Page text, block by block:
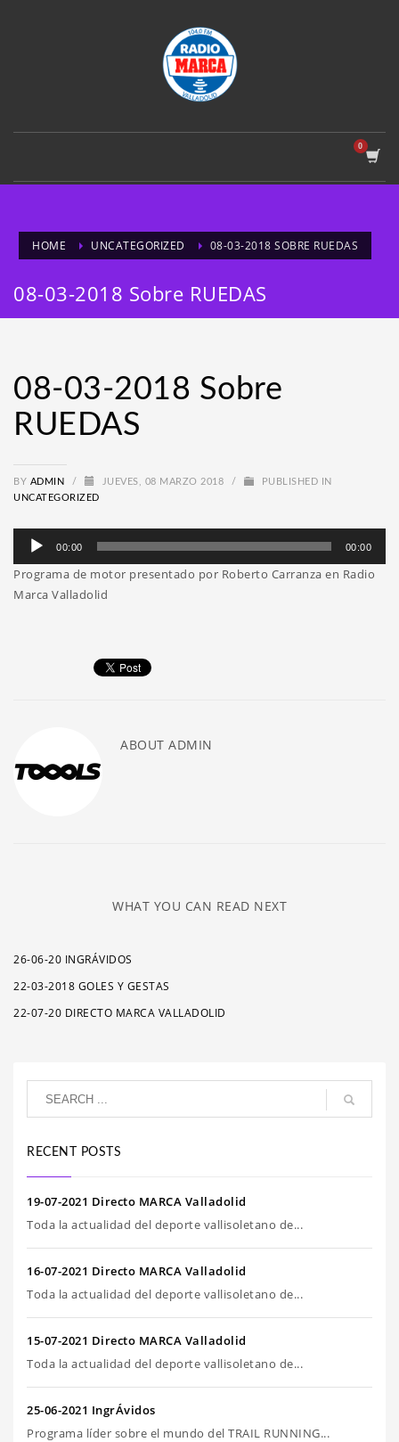
HOME UNCATEGORIZED 08-03-2018 SOBRE RUEDAS
08-03-2018 Sobre RUEDAS
08-03-2018 Sobre
RUEDAS
BY ADMIN / JUEVES, 08 MARZO 2018 /
PUBLISHED IN
UNCATEGORIZED
Reproductor
audio
00:00 00:00
Programa de motor presentado por Roberto Carranza en Radio
Marca Valladolid
ABOUT ADMIN
WHAT YOU CAN READ NEXT
26-06-20 INGRÁVIDOS
22-03-2018 GOLES Y GESTAS
22-07-20 DIRECTO MARCA VALLADOLID
RECENT POSTS
19-07-2021 Directo MARCA Valladolid
Toda la actualidad del deporte vallisoletano de...
16-07-2021 Directo MARCA Valladolid
Toda la actualidad del deporte vallisoletano de...
15-07-2021 Directo MARCA Valladolid
Toda la actualidad del deporte vallisoletano de...
25-06-2021 IngrÁvidos
Programa líder sobre el mundo del TRAIL RUNNING...